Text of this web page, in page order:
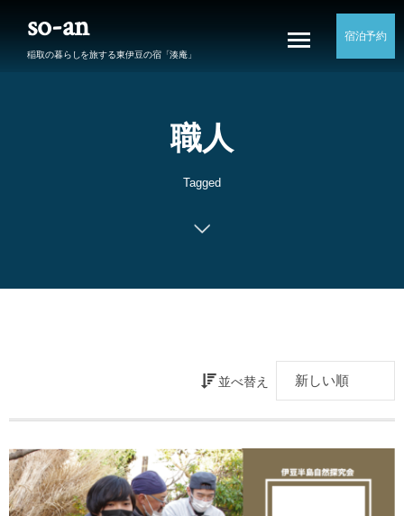
so-an
稲取の暮らしを旅する東伊豆の宿「湊庵」
宿泊予約
職人
Tagged
並べ替え